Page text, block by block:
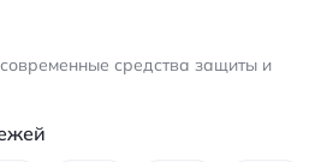
средства защиты и